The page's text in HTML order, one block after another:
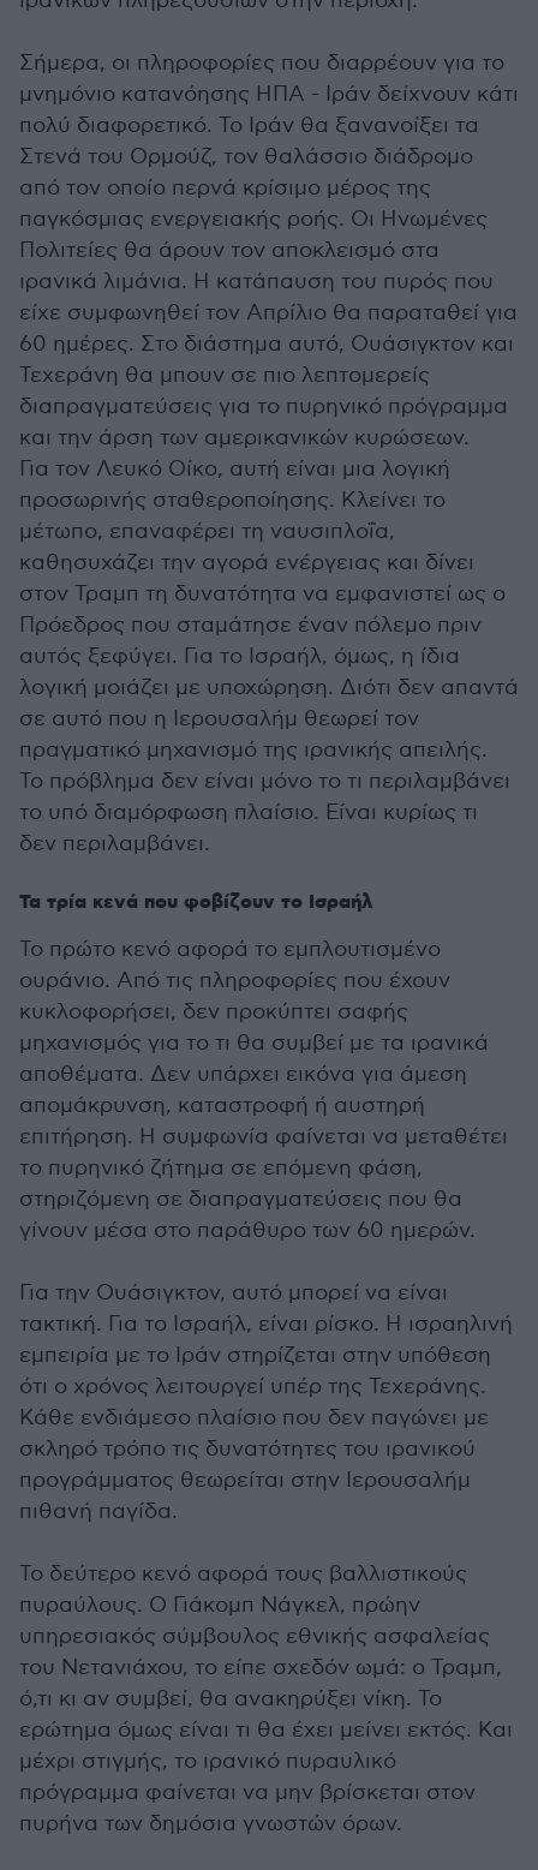
Σήμερα, οι πληροφορίες που διαρρέουν για το
μνημόνιο κατανόησης ΗΠΑ - Ιράν δείχνουν κάτι
πολύ διαφορετικό. Το Ιράν θα ξανανοίξει τα
Στενά του Ορμούζ, τον θαλάσσιο διάδρομο
από τον οποίο περνά κρίσιμο μέρος της
παγκόσμιας ενεργειακής ροής. Οι Ηνωμένες
Πολιτείες θα άρουν τον αποκλεισμό στα
ιρανικά λιμάνια. Η κατάπαυση του πυρός που
είχε συμφωνηθεί τον Απρίλιο θα παραταθεί για
60 ημέρες. Στο διάστημα αυτό, Ουάσιγκτον και
Τεχεράνη θα μπουν σε πιο λεπτομερείς
διαπραγματεύσεις για το πυρηνικό πρόγραμμα
και την άρση των αμερικανικών κυρώσεων.
Για τον Λευκό Οίκο, αυτή είναι μια λογική
προσωρινής σταθεροποίησης. Κλείνει το
μέτωπο, επαναφέρει τη ναυσιπλοΐα,
καθησυχάζει την αγορά ενέργειας και δίνει
στον Τραμπ τη δυνατότητα να εμφανιστεί ως ο
Πρόεδρος που σταμάτησε έναν πόλεμο πριν
αυτός ξεφύγει. Για το Ισραήλ, όμως, η ίδια
λογική μοιάζει με υποχώρηση. Διότι δεν απαντά
σε αυτό που η Ιερουσαλήμ θεωρεί τον
πραγματικό μηχανισμό της ιρανικής απειλής.
Το πρόβλημα δεν είναι μόνο το τι περιλαμβάνει
το υπό διαμόρφωση πλαίσιο. Είναι κυρίως τι
δεν περιλαμβάνει.
Τα τρία κενά που φοβίζουν το Ισραήλ
Το πρώτο κενό αφορά το εμπλουτισμένο
ουράνιο. Από τις πληροφορίες που έχουν
κυκλοφορήσει, δεν προκύπτει σαφής
μηχανισμός για το τι θα συμβεί με τα ιρανικά
αποθέματα. Δεν υπάρχει εικόνα για άμεση
απομάκρυνση, καταστροφή ή αυστηρή
επιτήρηση. Η συμφωνία φαίνεται να μεταθέτει
το πυρηνικό ζήτημα σε επόμενη φάση,
στηριζόμενη σε διαπραγματεύσεις που θα
γίνουν μέσα στο παράθυρο των 60 ημερών.
Για την Ουάσιγκτον, αυτό μπορεί να είναι
τακτική. Για το Ισραήλ, είναι ρίσκο. Η ισραηλινή
εμπειρία με το Ιράν στηρίζεται στην υπόθεση
ότι ο χρόνος λειτουργεί υπέρ της Τεχεράνης.
Κάθε ενδιάμεσο πλαίσιο που δεν παγώνει με
σκληρό τρόπο τις δυνατότητες του ιρανικού
προγράμματος θεωρείται στην Ιερουσαλήμ
πιθανή παγίδα.
Το δεύτερο κενό αφορά τους βαλλιστικούς
πυραύλους. Ο Γιάκομπ Νάγκελ, πρώην
υπηρεσιακός σύμβουλος εθνικής ασφαλείας
του Νετανιάχου, το είπε σχεδόν ωμά: ο Τραμπ,
ό,τι κι αν συμβεί, θα ανακηρύξει νίκη. Το
ερώτημα όμως είναι τι θα έχει μείνει εκτός. Και
μέχρι στιγμής, το ιρανικό πυραυλικό
πρόγραμμα φαίνεται να μην βρίσκεται στον
πυρήνα των δημόσια γνωστών όρων.